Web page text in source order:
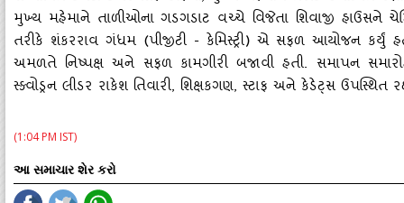
મુખ્‍ય મહેમાને તાળીઓના ગડગડાટ વચ્‍ચે વિજેતા શિવાજી હાઉસને
તરીકે શંકરરાવ ગંધમ (પીજીટી - કેમિસ્‍ટ્રી) એ સફળ આયોજન કર્યું
અમળતે નિષ્‍પક્ષ અને સફળ કામગીરી બજાવી હતી. સમાપન
સ્‍ક્‍વોડ્રન લીડર રાકેશ તિવારી, શિક્ષકગણ, સ્‍ટાફ અને કેડેટ્‍સ ઉપસ્‍થિત
(1:04 PM IST)
આ સમાચાર શેર કરો